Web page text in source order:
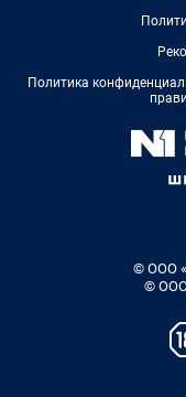
Политика
© ООО
© ООО